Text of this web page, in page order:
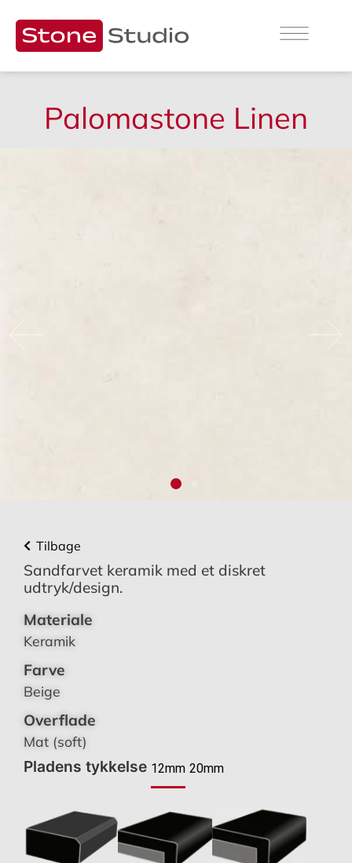
Palomastone Linen
Tilbage
Sandfarvet keramik med et diskret
udtryk/design.
Materiale
Keramik
Farve
Beige
Overflade
Mat (soft)
Pladens tykkelse 12mm 20mm